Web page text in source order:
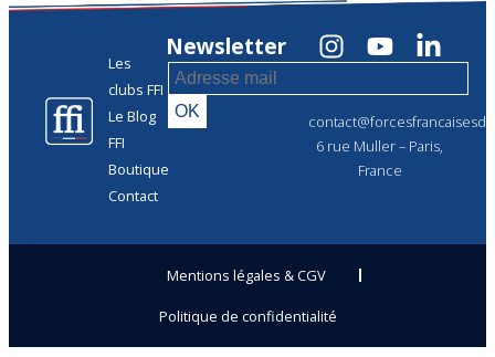
Les
clubs FFI
Le Blog
FFI
Boutique
Contact
6 rue Muller – Paris,
France
Newsletter
Mentions légales & CGV
Politique de confidentialité